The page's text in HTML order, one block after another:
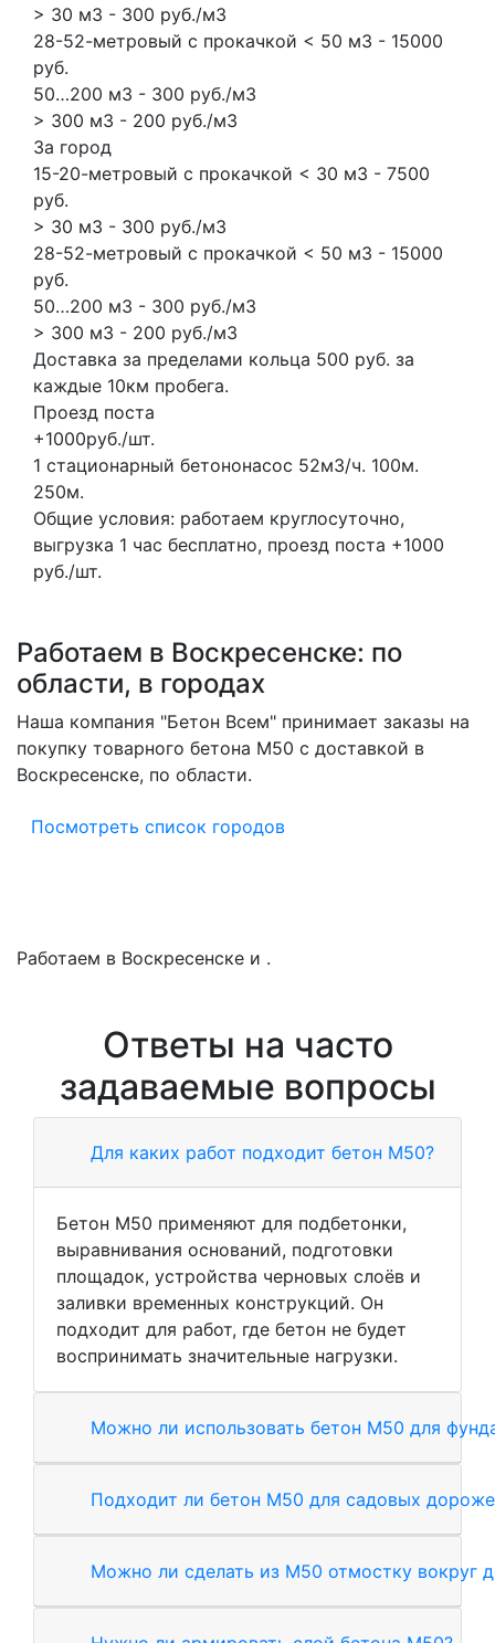
> 30 м3 - 300 руб./м3
28-52-метровый с прокачкой < 50 м3 - 15000
руб.
50…200 м3 - 300 руб./м3
> 300 м3 - 200 руб./м3
За город
15-20-метровый с прокачкой < 30 м3 - 7500
руб.
> 30 м3 - 300 руб./м3
28-52-метровый с прокачкой < 50 м3 - 15000
руб.
50…200 м3 - 300 руб./м3
> 300 м3 - 200 руб./м3
Доставка за пределами кольца 500 руб. за
каждые 10км пробега.
Проезд поста
+1000руб./шт.
1 стационарный бетононасос 52м3/ч. 100м.
250м.
Общие условия: работаем круглосуточно,
выгрузка 1 час бесплатно, проезд поста +1000
руб./шт.
Работаем в Воскресенске: по
области, в городах
Наша компания "Бетон Всем" принимает заказы на
покупку товарного бетона M50 с доставкой в
Воскресенске, по области.
Посмотреть список городов
Работаем в Воскресенске и .
Ответы на часто
задаваемые вопросы
Для каких работ подходит бетон М50?
Бетон М50 применяют для подбетонки,
выравнивания оснований, подготовки
площадок, устройства черновых слоёв и
заливки временных конструкций. Он
подходит для работ, где бетон не будет
воспринимать значительные нагрузки.
Можно ли использовать бетон М50 для
Подходит ли бетон М50 для садовых
Можно ли сделать из М50 отмостку вокруг